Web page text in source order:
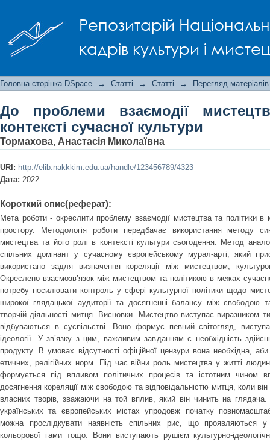
Репозитарій
кадрів культури і
Головна сторінка DSpace → Статті → Статті → Перегляд матеріалів
До проблеми взаємодії
контексті сучасної культури
Тормахова, Анастасія Миколаївна
URI: http://elib.nakkkim.edu.ua/handle/123456789/4323
Дата: 2022
Короткий опис(реферат):
Мета роботи - окреслити проблему взаємодії мистецтва та політики в
простору. Методологія роботи передбачає використання методу
мистецтва та його ролі в контексті культури сьогодення. Метод
спільних домінант у сучасному європейському мурал-арті, який
використано задля визначення кореляції між мистецтвом,
Окреслено взаємозв’язок між мистецтвом та політикою в межах
потребу посилювати контроль у сфері культурної політики щодо
широкої глядацької аудиторії та досягненні балансу між свободою
творчій діяльності митця. Висновки. Мистецтво виступає виразником
відбуваються в суспільстві. Воно формує певний світогляд,
ідеології. У зв’язку з цим, важливим завданням є необхідність
продукту. В умовах відсутності офіційної цензури вона необхідна,
етичних, релігійних норм. Під час війни роль мистецтва у житті
формується під впливом політичних процесів та істотним чином
досягнення кореляції між свободою та відповідальністю митця, коли
власних творів, зважаючи на той вплив, який він чинить на
українських та європейських містах упродовж початку
можна прослідкувати наявність спільних рис, що проявляються у
кольорової гами тощо. Вони виступають рушієм культурно-